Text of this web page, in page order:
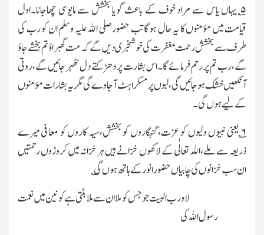
۵؎ یہاں یاس سے مراد خوف کے باعث گویا بخشش سے مایوسی چھاجانا۔اول
قیامت میں مؤمنوں کا یہ حال ہوگا تب حضور صلی الله علیہ وسلم ان کو رب کی
طرف سے بخشش رحمت مغفرت کی خوشخبری دیں گے کہ مت گھبراؤ تم بخشے جاؤ
گے،رب تم پر رحم فرمائے گا۔اس بشارت پر دھڑکتے دل ٹھہر جائیں گے،روتی
آنکھیں خشک ہوجائیں گی،لبوں پر مسکراہٹ آجاوے گی مگر یہ بشارات مؤمنوں
کے لیے ہوں گی۔
۶؎ یعنی نبیوں ولیوں کو عزت،گنہگاروں کو بخشش،سیہ کاروں کو معافی میرے
ذریعہ سے ملے،الله تعالٰی کے لاکھوں خزانے ہیں ہر خزانہ میں کروڑوں رحمتیں
ان سب خزانوں کی چابیاں حضور انور کے ہاتھ ہوں گی؎
لا ورب البیت جو جس کو ملا ان سے ملا بٹتی ہے کونین میں نعمت
رسول الله کی